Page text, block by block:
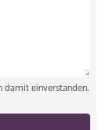
damit einverstanden.